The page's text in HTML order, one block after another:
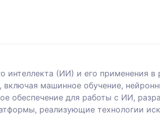
интеллекта (ИИ) и его применения в
машинное обучение,
обеспечение для работы с ИИ,
реализующие технологии